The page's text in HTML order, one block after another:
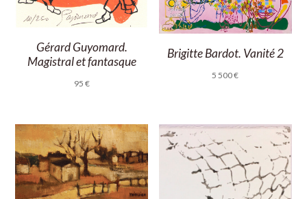
Gérard Guyomard.
Magistral et fantasque
95 €
Brigitte Bardot. Vanité 2
5 500€